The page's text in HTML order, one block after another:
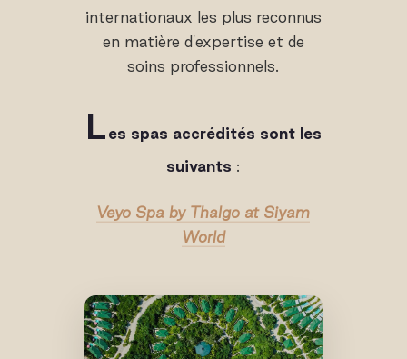
internationaux les plus reconnus
en matière d'expertise et de
soins professionnels.
L es spas accrédités sont les
suivants :
Veyo Spa by Thalgo at Siyam
World